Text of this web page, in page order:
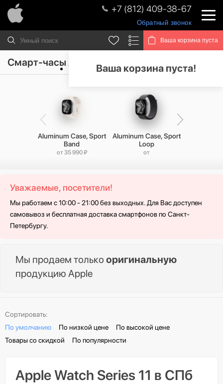
+7 (812) 409-38-67
Обратный звонок
Ваша корзина пуста
Ваша корзина пуста!
Смарт-часы Apple Watch Series 11
Aluminum Case, Sport
Band
от 35 990 ₽
Aluminum Case, Sport
Loop
от
Уважаемые, посетители!
Мы работаем с 10:00 - 21:00 без выходных. Для Вас доступен
самовывоз и бесплатная доставка смартфонов по Санкт-
Петербургу.
Мы продаем только оригинальную
продукцию Apple
Сортировать:
По умолчанию
По низкой цене
По высокой цене
Товары со скидкой
По популярности
Apple Watch Series 11 в СПб